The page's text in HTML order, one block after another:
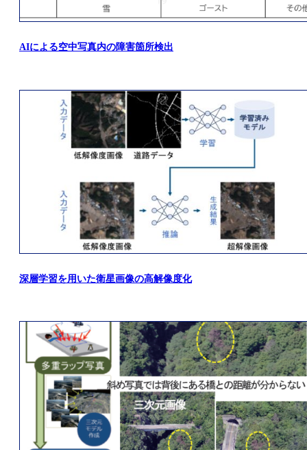
AIによる空中写真内の障害箇所検出
深層学習を用いた衛星画像の高解像度化